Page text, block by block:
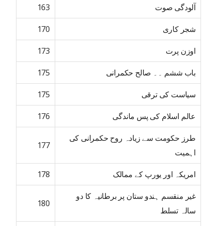
آلودگی صوت 163
شجر کاری 170
اوزن پرت 173
باب ششم ۔۔ صالح حکمرانی 175
سیاست کی ترقی 175
عالم اسلام کی پس ماندگی 176
طرز حکومت سے زیادہ روح حکمرانی کی
اہمیت
177
امریکہ اور یورپ کے ممالک 178
غیر منقسم ہندو ستان پر برطانیہ کا دو
سالہ تسلط
180